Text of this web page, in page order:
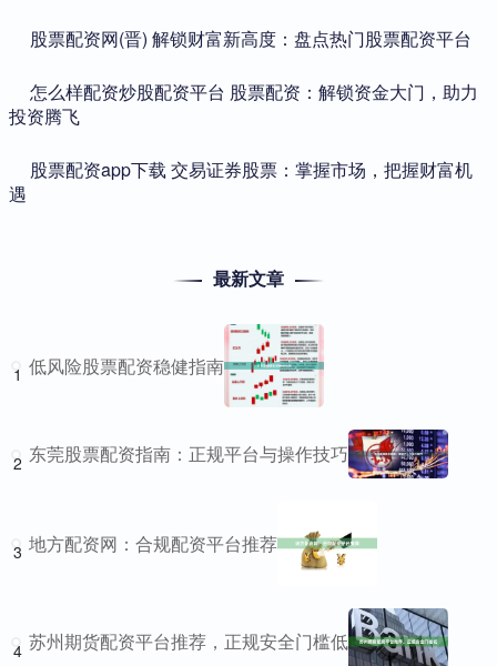
​股票配资网(晋) 解锁财富新高度：盘点热门股票配资平台
​怎么样配资炒股配资平台 股票配资：解锁资金大门，助力
投资腾飞
​股票配资app下载 交易证券股票：掌握市场，把握财富机
遇
最新文章
1 低风险股票配资稳健指南
2 东莞股票配资指南：正规平台与操作技巧
3 地方配资网：合规配资平台推荐
4 苏州期货配资平台推荐，正规安全门槛低